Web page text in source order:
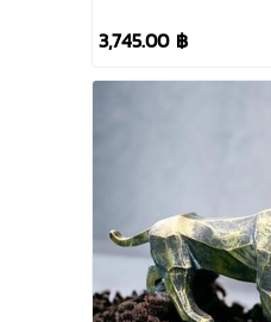
3,745.00 ฿